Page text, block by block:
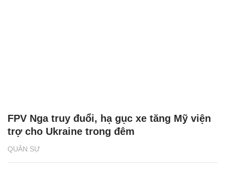
QUÂN SỰ
FPV Nga truy đuổi, hạ gục xe tăng Mỹ viện
trợ cho Ukraine trong đêm